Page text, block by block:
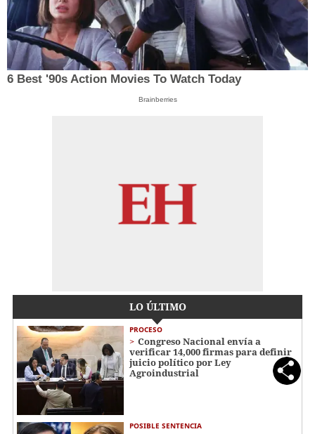
6 Best '90s Action Movies To Watch Today
Brainberries
LO ÚLTIMO
PROCESO
Congreso Nacional envía a
verificar 14,000 firmas para definir
juicio político por Ley
Agroindustrial
POSIBLE SENTENCIA